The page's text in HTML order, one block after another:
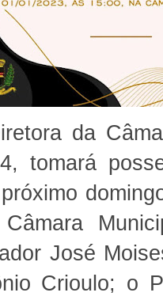
da
tomará
José
Crioulo; o